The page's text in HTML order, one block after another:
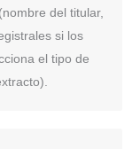
del titular,
si los
el tipo de